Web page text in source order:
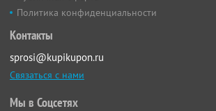
Политика конфиденциальности
Контакты
sprosi@kupikupon.ru
Связаться с нами
Мы в Соцсетях